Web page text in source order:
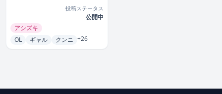
投稿ステータス
公開中
アシズキ
OL
ギャル クンニ +26